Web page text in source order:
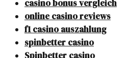
casino bonus vergleich
online casino reviews
f1 casino auszahlung
spinbetter casino
Spinbetter casino